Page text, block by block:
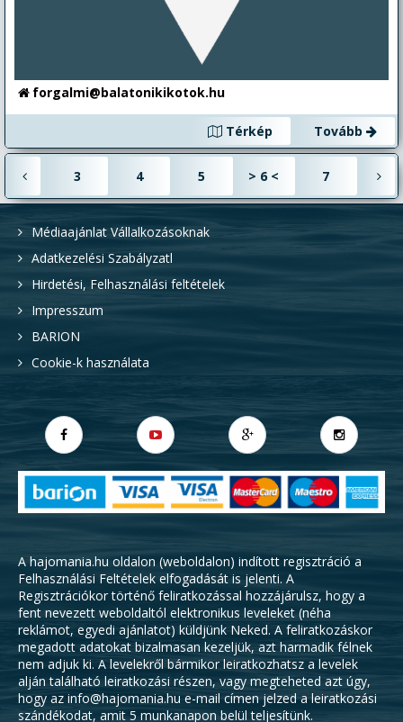
forgalmi@balatonikikotok.hu
Térkép Tovább
3 4 5 > 6 < 7
Médiaajánlat Vállalkozásoknak
Adatkezelési Szabályzatl
Hirdetési, Felhasználási feltételek
Impresszum
BARION
Cookie-k használata
A hajomania.hu oldalon (weboldalon) indított regisztráció a
Felhasználási Feltételek elfogadását is jelenti. A
Regisztrációkor történő feliratkozással hozzájárulsz, hogy a
fent nevezett weboldaltól elektronikus leveleket (néha
reklámot, egyedi ajánlatot) küldjünk Neked. A feliratkozáskor
megadott adatokat bizalmasan kezeljük, azt harmadik félnek
nem adjuk ki. A levelekről bármikor leiratkozhatsz a levelek
alján található leiratkozási részen, vagy megteheted azt úgy,
hogy az info@hajomania.hu e-mail címen jelzed a leiratkozási
szándékodat, amit 5 munkanapon belül teljesítünk.